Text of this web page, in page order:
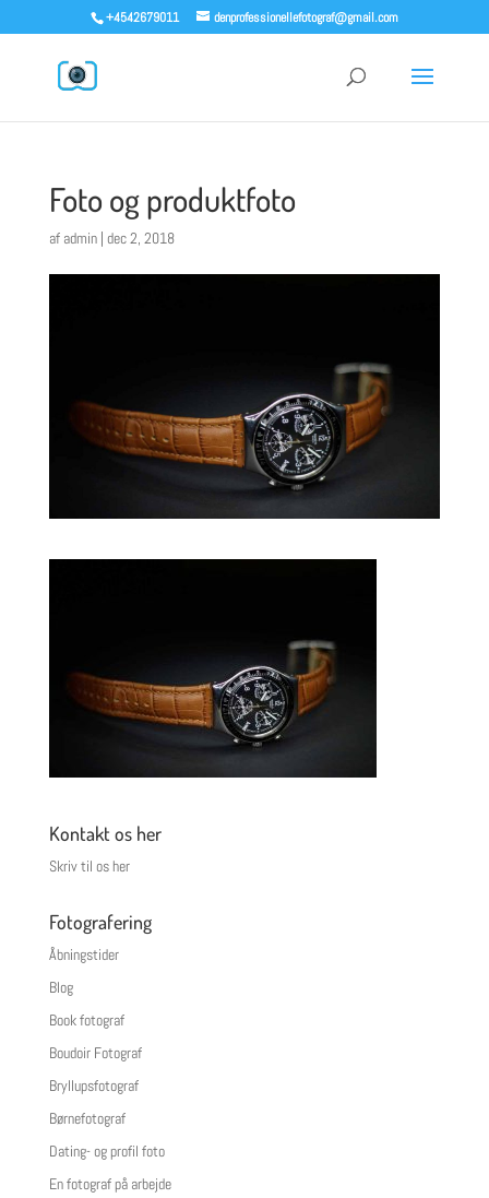
+4542679011 denprofessionellefotograf@gmail.com
Foto og produktfoto
af admin| dec 2, 2018
Kontakt os her
Skriv til os her
Fotografering
Åbningstider
Blog
Book fotograf
Boudoir Fotograf
Bryllupsfotograf
Børnefotograf
Dating- og profil foto
En fotograf på arbejde